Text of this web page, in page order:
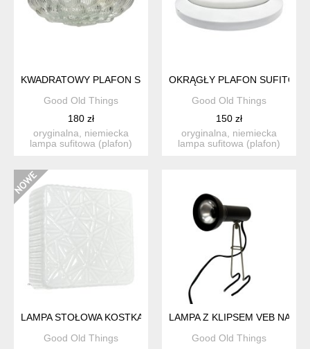
KWADRATOWY PLAFON SUFITOWY BONALUX Z KOŃCA LAT
Good Old Things
180 zł
oryginalna, niemiecka
lampa sufitowa (plafon)
OKRĄGŁY PLAFON
Good Old Things
150 zł
oryginalna, niemiecka
lampa sufitowa (plafon)
LAMPA STOŁOWA KOSTKA FRANCE REF. T 200 CERAMIKA
Good Old Things
LAMPA Z KLIPSEM VEB
Good Old Things